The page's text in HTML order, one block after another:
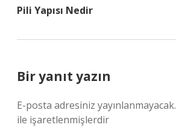
Pili Yapısı Nedir
Bir yanıt yazın
E-posta adresiniz yayınlanmayacak.
ile işaretlenmişlerdir